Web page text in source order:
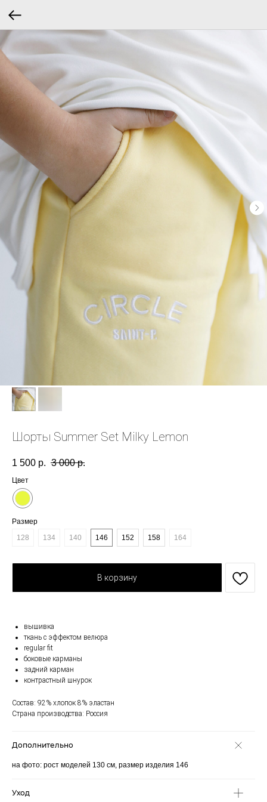
Шорты Summer Set Milky Lemon
1 500 р. 3 000 р.
Цвет
Размер
128
134 140 146 152 158 164
В корзину
вышивка
ткань с эффектом велюра
regular fit
боковые карманы
задний карман
контрастный шнурок
Состав: 92% хлопок 8% эластан
Страна производства: Россия
Дополнительно
на фото: рост моделей 130 см, размер изделия 146
Уход